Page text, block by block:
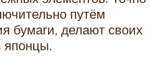
путём
бумаги, делают своих
японцы.